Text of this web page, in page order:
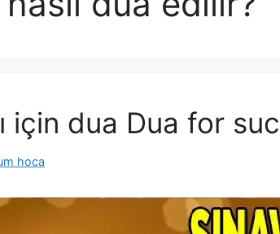
için dua Dua for
hoca